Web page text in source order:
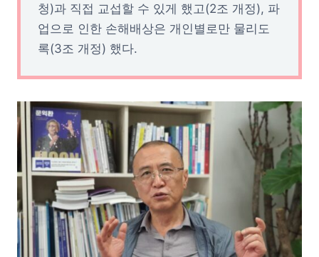
청)과 직접 교섭할 수 있게 했고(2조 개정), 파
업으로 인한 손해배상은 개인별로만 물리도
록(3조 개정) 했다.